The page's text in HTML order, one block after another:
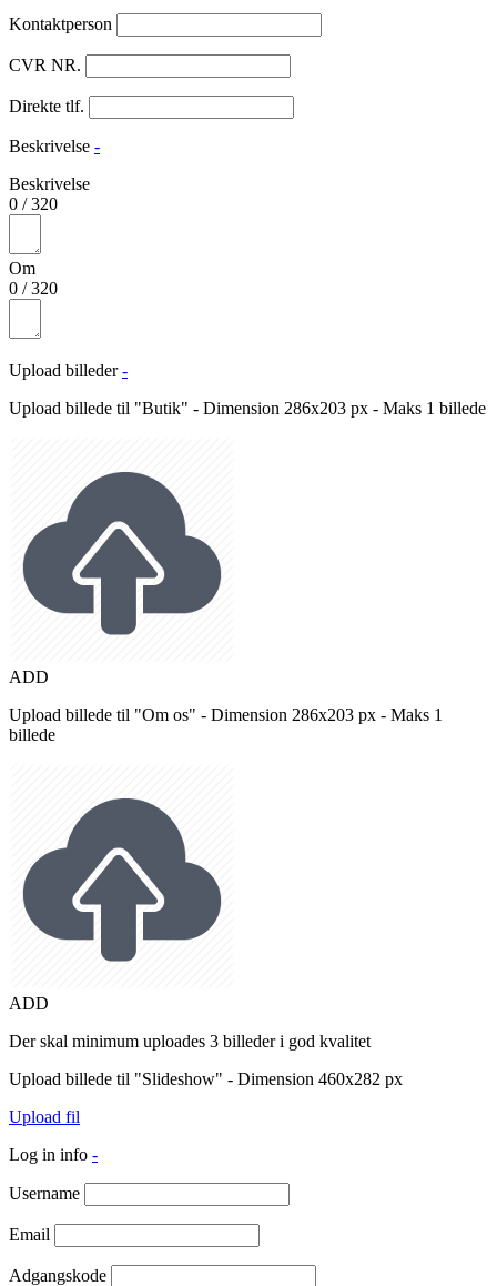
Kontaktperson
CVR NR.
Direkte tlf.
Beskrivelse -
Beskrivelse
0 /320
Om
0 /320
Upload billeder -
Upload billede til "Butik" - Dimension 286x203 px - Maks 1 billede
ADD
Upload billede til "Om os" - Dimension 286x203 px - Maks 1
billede
ADD
Der skal minimum uploades 3 billeder i god kvalitet
Upload billede til "Slideshow" - Dimension 460x282 px
Upload fil
Log in info -
Username
Email
Adgangskode